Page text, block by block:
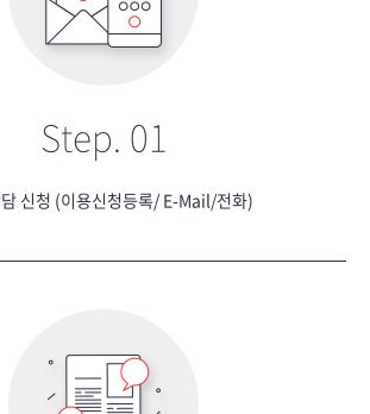
Step. 01
신청 (이용신청등록/ E-Mail/전화)